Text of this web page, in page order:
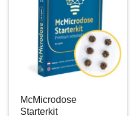
McMicrodose
Starterkit